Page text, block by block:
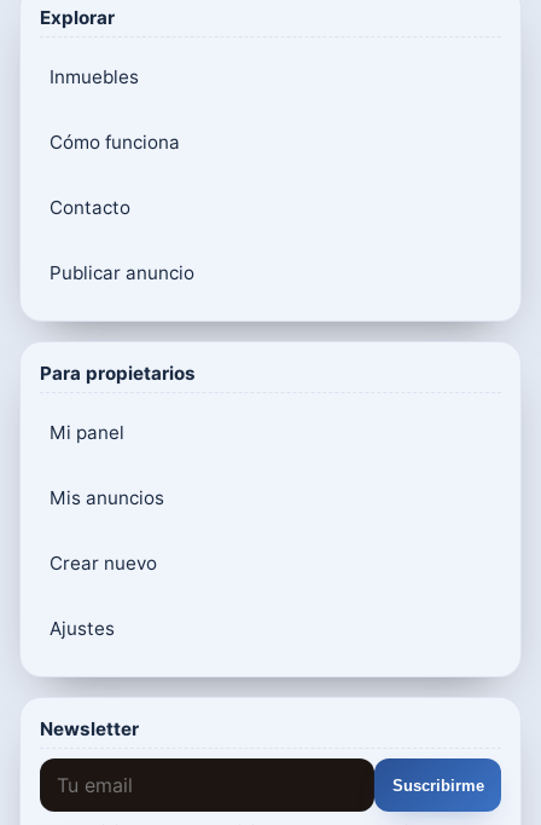
Explorar
Inmuebles
Cómo funciona
Contacto
Publicar anuncio
Para propietarios
Mi panel
Mis anuncios
Crear nuevo
Ajustes
Newsletter
Suscribirme